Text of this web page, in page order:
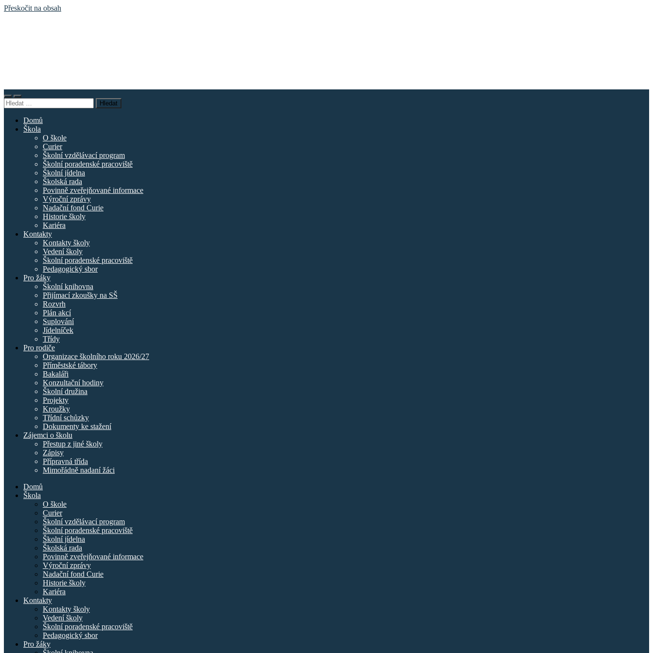
Přeskočit na obsah
Přepnout
mobilní
Přepnout
vyhledávací
Vyhledávání
Domů
Škola
O škole
Curier
Školní vzdělávací program
Školní poradenské pracoviště
Školní jídelna
Školská rada
Povinně zveřejňované informace
Výroční zprávy
Nadační fond Curie
Historie školy
Kariéra
Kontakty
Kontakty školy
Vedení školy
Školní poradenské pracoviště
Pedagogický sbor
Pro žáky
Školní knihovna
Přijímací zkoušky na SŠ
Rozvrh
Plán akcí
Suplování
Jídelníček
Třídy
Pro rodiče
Organizace školního roku 2026/27
Příměstské tábory
Bakaláři
Konzultační hodiny
Školní družina
Projekty
Kroužky
Třídní schůzky
Dokumenty ke stažení
Zájemci o školu
Přestup z jiné školy
Zápisy
Přípravná třída
Mimořádně nadaní žáci
Domů
Škola
O škole
Curier
Školní vzdělávací program
Školní poradenské pracoviště
Školní jídelna
Školská rada
Povinně zveřejňované informace
Výroční zprávy
Nadační fond Curie
Historie školy
Kariéra
Kontakty
Kontakty školy
Vedení školy
Školní poradenské pracoviště
Pedagogický sbor
Pro žáky